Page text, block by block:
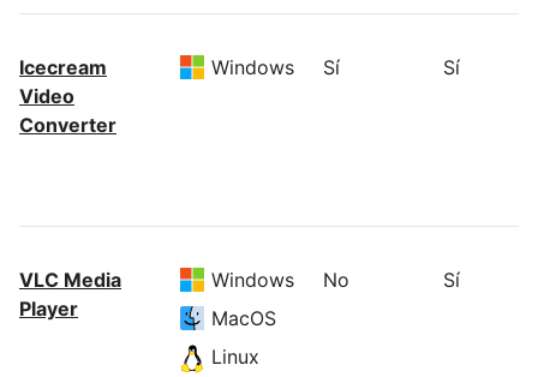
Icecream
Video
Converter
Windows Sí Sí
VLC Media
Player
Windows
MacOS
Linux
No Sí